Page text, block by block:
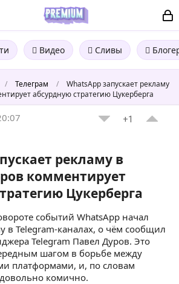
Видео Сливы
/ Телеграм /
WhatsApp запускает рекламу
абсурдную стратегию Цукерберга
+1
рекламу в
комментирует
Цукерберга
событий WhatsApp начал
в Telegram-каналах, о чём сообщил
Telegram Павел Дуров. Это
шагом в борьбе между
платформами, и, по словам
комично.